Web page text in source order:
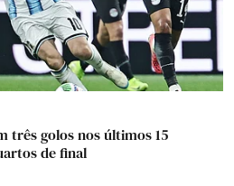
três golos nos últimos 15
de final